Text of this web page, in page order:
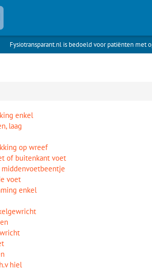
Fysiotransparant.nl is bedoeld voor patiënten met
enkel
laag
op wreef
of buitenkant voet
voet
enkel
hiel